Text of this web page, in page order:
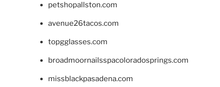
petshopallston.com
avenue26tacos.com
topgglasses.com
broadmoornailsspacoloradosprings.com
missblackpasadena.com